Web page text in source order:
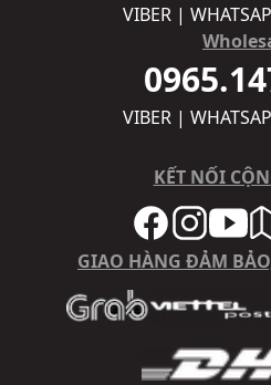
VIBER |
VIBER |
KẾT NỐI
GIAO HÀNG ĐẢM